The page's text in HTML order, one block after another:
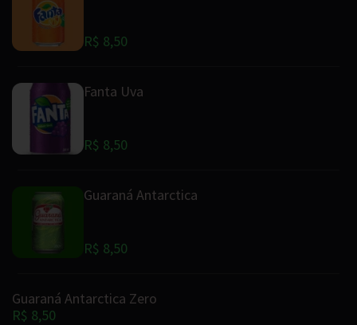
R$ 8,50
Fanta Uva
R$ 8,50
Guaraná Antarctica
R$ 8,50
Guaraná Antarctica Zero
R$ 8,50